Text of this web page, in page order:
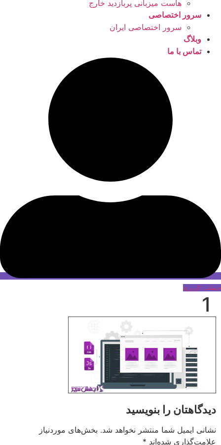
هاست میزبانی پربازدید خارج
سرور اختصاصی
سرور اختصاصی ایران
وبلاگ
تماس با ما
حساب کاربری
1
دیدگاهتان را بنویسید
نشانی ایمیل شما منتشر نخواهد شد. بخش‌های موردنیاز
علامت‌گذاری شده‌اند *